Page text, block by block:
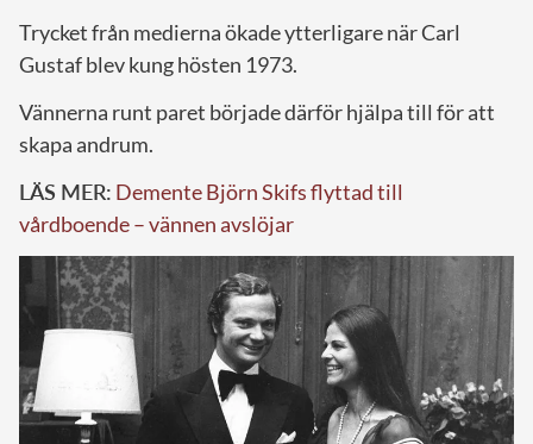
Trycket från medierna ökade ytterligare när Carl
Gustaf blev kung hösten 1973.
Vännerna runt paret började därför hjälpa till för att
skapa andrum.
LÄS MER: Demente Björn Skifs flyttad till
vårdboende – vännen avslöjar